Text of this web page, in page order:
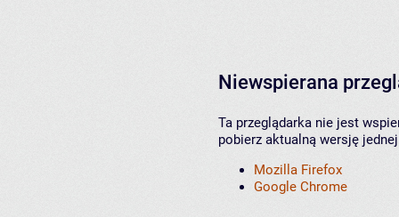
Niewspierana
Ta przeglądarka nie jest
pobierz aktualną wersję
Mozilla Firefox
Google Chrome